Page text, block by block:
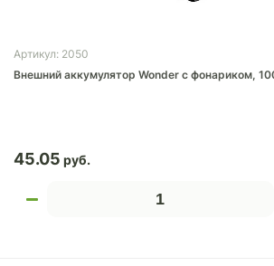
Артикул: 2050
Внешний аккумулятор Wonder с фонариком,
45.05